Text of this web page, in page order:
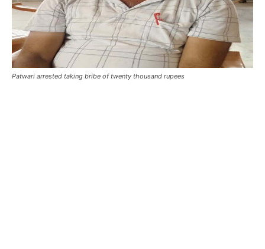
Patwari arrested taking bribe of twenty thousand rupees